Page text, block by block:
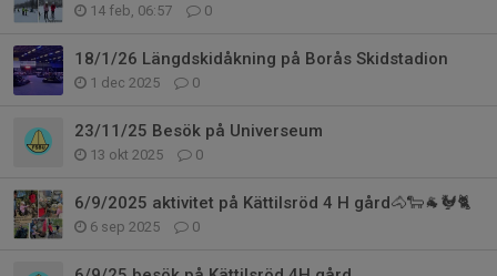
14 feb, 06:57 0
18/1/26 Längdskidåkning på Borås Skidstadion
1 dec 2025 0
23/11/25 Besök på Universeum
13 okt 2025 0
6/9/2025 aktivitet på Kättilsröd 4 H gård🐴🐑🐐🐓🐈
6 sep 2025 0